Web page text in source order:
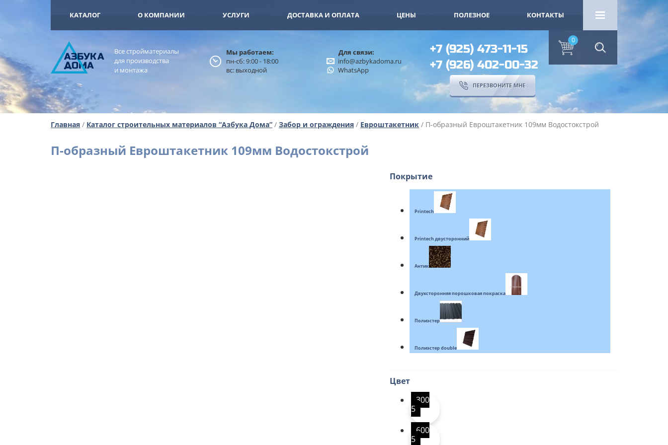
КАТАЛОГ О КОМПАНИИ УСЛУГИ ДОСТАВКА И ОПЛАТА ЦЕНЫ ПОЛЕЗНОЕ КОНТАКТЫ
0
ОМА
АЗБУКА
Все стройматериалы
для производства
и монтажа
Мы работаем:
пн-сб: 9:00 - 18:00
вс: выходной
Для связи:
info@azbykadoma.ru
WhatsApp
+7 (925) 473-11-15
+7 (926) 402-00-32
ПЕРЕЗВОНИТЕ МНЕ
Главная / Каталог строительных материалов “Азбука Дома” / Забор и ограждения / Евроштакетник / П-образный Евроштакетник 109мм Водостокстрой
П-образный Евроштакетник 109мм Водостокстрой
Покрытие
Printech
Printech двусторонний
Антик
Двухсторонняя порошковая покраска
Полиэстер
Полиэстер double
Цвет
300
5
600
5